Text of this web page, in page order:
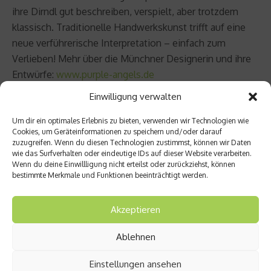
Einwilligung verwalten
Um dir ein optimales Erlebnis zu bieten, verwenden wir Technologien wie
Cookies, um Geräteinformationen zu speichern und/oder darauf
zuzugreifen. Wenn du diesen Technologien zustimmst, können wir Daten
wie das Surfverhalten oder eindeutige IDs auf dieser Website verarbeiten.
Wenn du deine Einwillligung nicht erteilst oder zurückziehst, können
bestimmte Merkmale und Funktionen beeinträchtigt werden.
Akzeptieren
Ablehnen
Einstellungen ansehen
ihre Dirndl gut beschreiben, verspielt, aber trotzdem
klassisch. Traditionelle Handwerkskunst trifft auf eine
neue verführerische Interpretation – einfach zum
Verlieben! Mehr über die Münchner Designerin und ihre
Entwürfe: www.purple-angels.de
Beitrag teilen
vorheriger Beitrag
mische
Zuagr
Nächster Beitrag